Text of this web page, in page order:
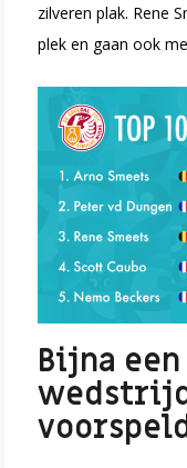
zilveren plak. Rene
plek en gaan ook
Bijna